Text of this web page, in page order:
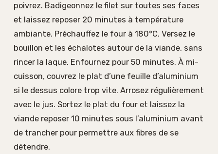
poivrez. Badigeonnez le filet sur toutes ses faces
et laissez reposer 20 minutes à température
ambiante. Préchauffez le four à 180°C. Versez le
bouillon et les échalotes autour de la viande, sans
rincer la laque. Enfournez pour 50 minutes. À mi-
cuisson, couvrez le plat d’une feuille d’aluminium
si le dessus colore trop vite. Arrosez régulièrement
avec le jus. Sortez le plat du four et laissez la
viande reposer 10 minutes sous l’aluminium avant
de trancher pour permettre aux fibres de se
détendre.